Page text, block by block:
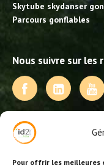
Pour offrir les meilleures
Skytube skydanser
Parcours gonflables
Nous suivre sur les
NOS PRESTATIONS
Activités, jeux et
Animations